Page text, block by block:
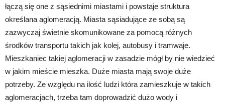
łączą się one z sąsiednimi miastami i powstaje struktura
określana aglomeracją. Miasta sąsiadujące ze sobą są
zazwyczaj świetnie skomunikowane za pomocą różnych
środków transportu takich jak kolej, autobusy i tramwaje.
Mieszkaniec takiej aglomeracji w zasadzie mógł by nie wiedzieć
w jakim mieście mieszka. Duże miasta mają swoje duże
potrzeby. Ze względu na ilość ludzi która zamieszkuje w takich
aglomeracjach, trzeba tam doprowadzić dużo wody i